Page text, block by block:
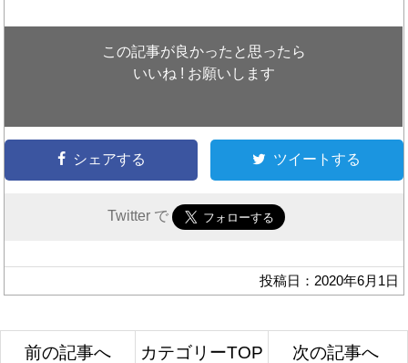
この記事が良かったと思ったら
いいね ! お願いします
シェアする ツイートする
Twitter で
投稿日：2020年6月1日
前の記事へ カテゴリーTOP 次の記事へ